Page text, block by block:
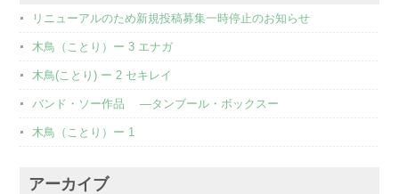
リニューアルのため新規投稿募集一時停止のお知らせ
木鳥（ことり）ー 3 エナガ
木鳥(ことり) ー 2 セキレイ
バンド・ソー作品 ―タンブール・ボックスー
木鳥（ことり）ー 1
アーカイブ